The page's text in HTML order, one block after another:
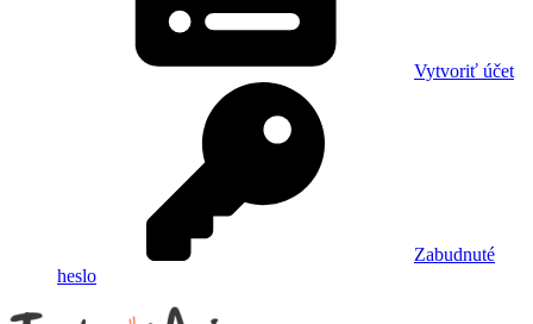
Vytvoriť účet
Zabudnuté
heslo